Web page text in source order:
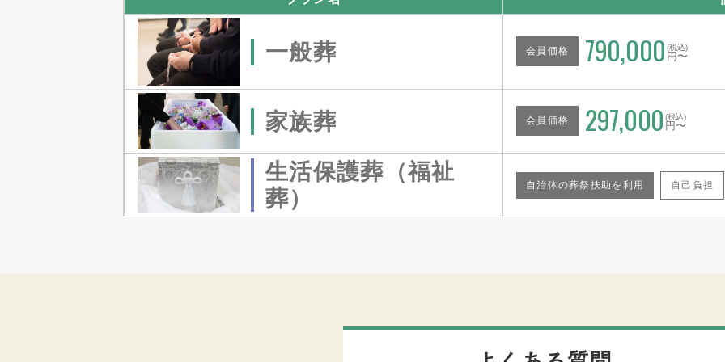
一般葬 会員価格 790,000 (税込)
円〜
家族葬 会員価格 297,000 (税込)
円〜
生活保護葬（福祉
葬）
自治体の葬祭扶助を利用 自己負担